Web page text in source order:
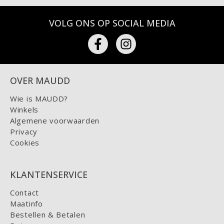
VOLG ONS OP SOCIAL MEDIA
OVER MAUDD
Wie is MAUDD?
Winkels
Algemene voorwaarden
Privacy
Cookies
KLANTENSERVICE
Contact
Maatinfo
Bestellen & Betalen